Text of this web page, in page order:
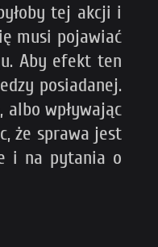
tej akcji i
musi pojawiać
Aby efekt ten
posiadanej.
wpływając
że sprawa jest
i na pytania o